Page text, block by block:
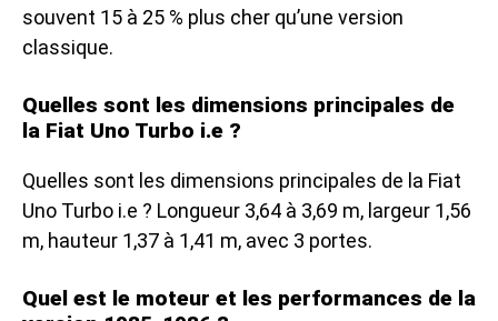
souvent 15 à 25 % plus cher qu’une version
classique.
Quelles sont les dimensions principales de
la Fiat Uno Turbo i.e ?
Quelles sont les dimensions principales de la Fiat
Uno Turbo i.e ? Longueur 3,64 à 3,69 m, largeur 1,56
m, hauteur 1,37 à 1,41 m, avec 3 portes.
Quel est le moteur et les performances de la